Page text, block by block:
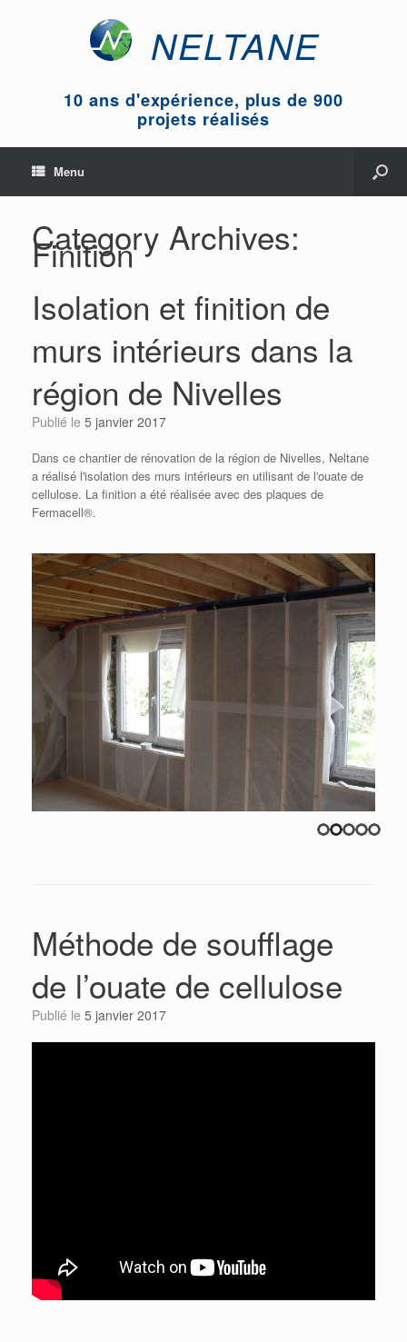
NELTANE
10 ans d'expérience, plus de 900
projets réalisés
Menu
Category Archives:
Finition
Isolation et finition de
murs intérieurs dans la
région de Nivelles
Publié le 5 janvier 2017
Dans ce chantier de rénovation de la région de Nivelles, Neltane
a réalisé l'isolation des murs intérieurs en utilisant de l'ouate de
cellulose. La finition a été réalisée avec des plaques de
Fermacell®.
Méthode de soufflage
de l’ouate de cellulose
Publié le 5 janvier 2017